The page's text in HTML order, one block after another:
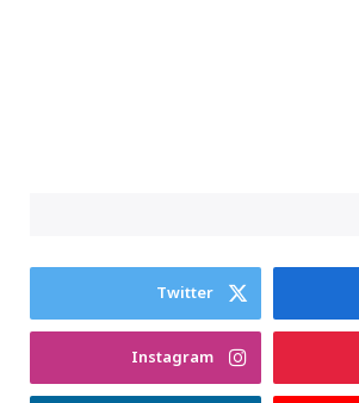
Twitter
Instagram